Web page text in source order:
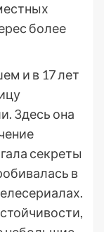
более
и в 17 лет
Здесь она
секреты
в